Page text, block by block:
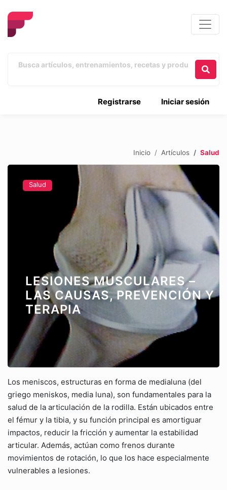
Iniciar sesión
Registrarse
Inicio Artículos Salud
Salud
LESIONES MUSCULARES –
LAS CAUSAS, PREVENCIÓN Y
TERAPIA
Los meniscos, estructuras en forma de medialuna (del
griego meniskos, media luna), son fundamentales para la
salud de la articulación de la rodilla. Están ubicados entre
el fémur y la tibia, y su función principal es amortiguar
impactos, reducir la fricción y aumentar la estabilidad
articular. Además, actúan como frenos durante
movimientos de rotación, lo que los hace especialmente
vulnerables a lesiones.